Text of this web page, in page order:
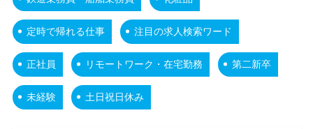
定時で帰れる仕事 注目の求人検索ワード
正社員 リモートワーク・在宅勤務 第二新卒
未経験 土日祝日休み